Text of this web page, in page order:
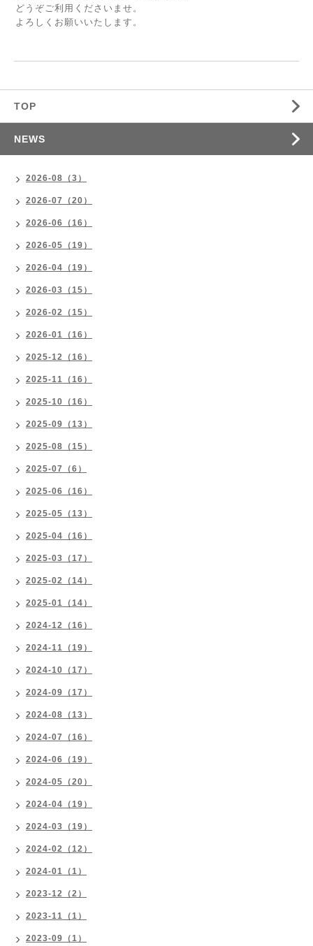
どうぞご利用くださいませ。
よろしくお願いいたします。
TOP
NEWS
2026-08（3）
2026-07（20）
2026-06（16）
2026-05（19）
2026-04（19）
2026-03（15）
2026-02（15）
2026-01（16）
2025-12（16）
2025-11（16）
2025-10（16）
2025-09（13）
2025-08（15）
2025-07（6）
2025-06（16）
2025-05（13）
2025-04（16）
2025-03（17）
2025-02（14）
2025-01（14）
2024-12（16）
2024-11（19）
2024-10（17）
2024-09（17）
2024-08（13）
2024-07（16）
2024-06（19）
2024-05（20）
2024-04（19）
2024-03（19）
2024-02（12）
2024-01（1）
2023-12（2）
2023-11（1）
2023-09（1）